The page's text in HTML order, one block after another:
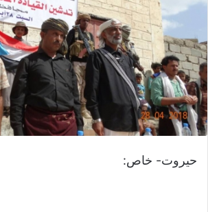
حيروت- خاص: